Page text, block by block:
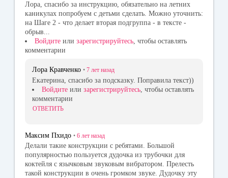
Лора, спасибо за инструкцию, обязательно на летних
каникулах попробуем с детьми сделать. Можно уточнить:
на Шаге 2 - что делает вторая подгруппа - в тексте -
обрыв...
Войдите или зарегистрируйтесь, чтобы оставлять
комментарии
Лора Кравченко • 7 лет назад
Екатерина, спасибо за подсказку. Поправила текст))
Войдите или зарегистрируйтесь , чтобы оставлять
комментарии
ОТВЕТИТЬ
Максим Пхидо • 6 лет назад
Делали такие конструкции с ребятами. Большой
популярностью пользуется дудочка из трубочки для
коктейля с язычковым звуковым вибратором. Прелесть
такой конструкции в очень громком звуке. Дудочку эту